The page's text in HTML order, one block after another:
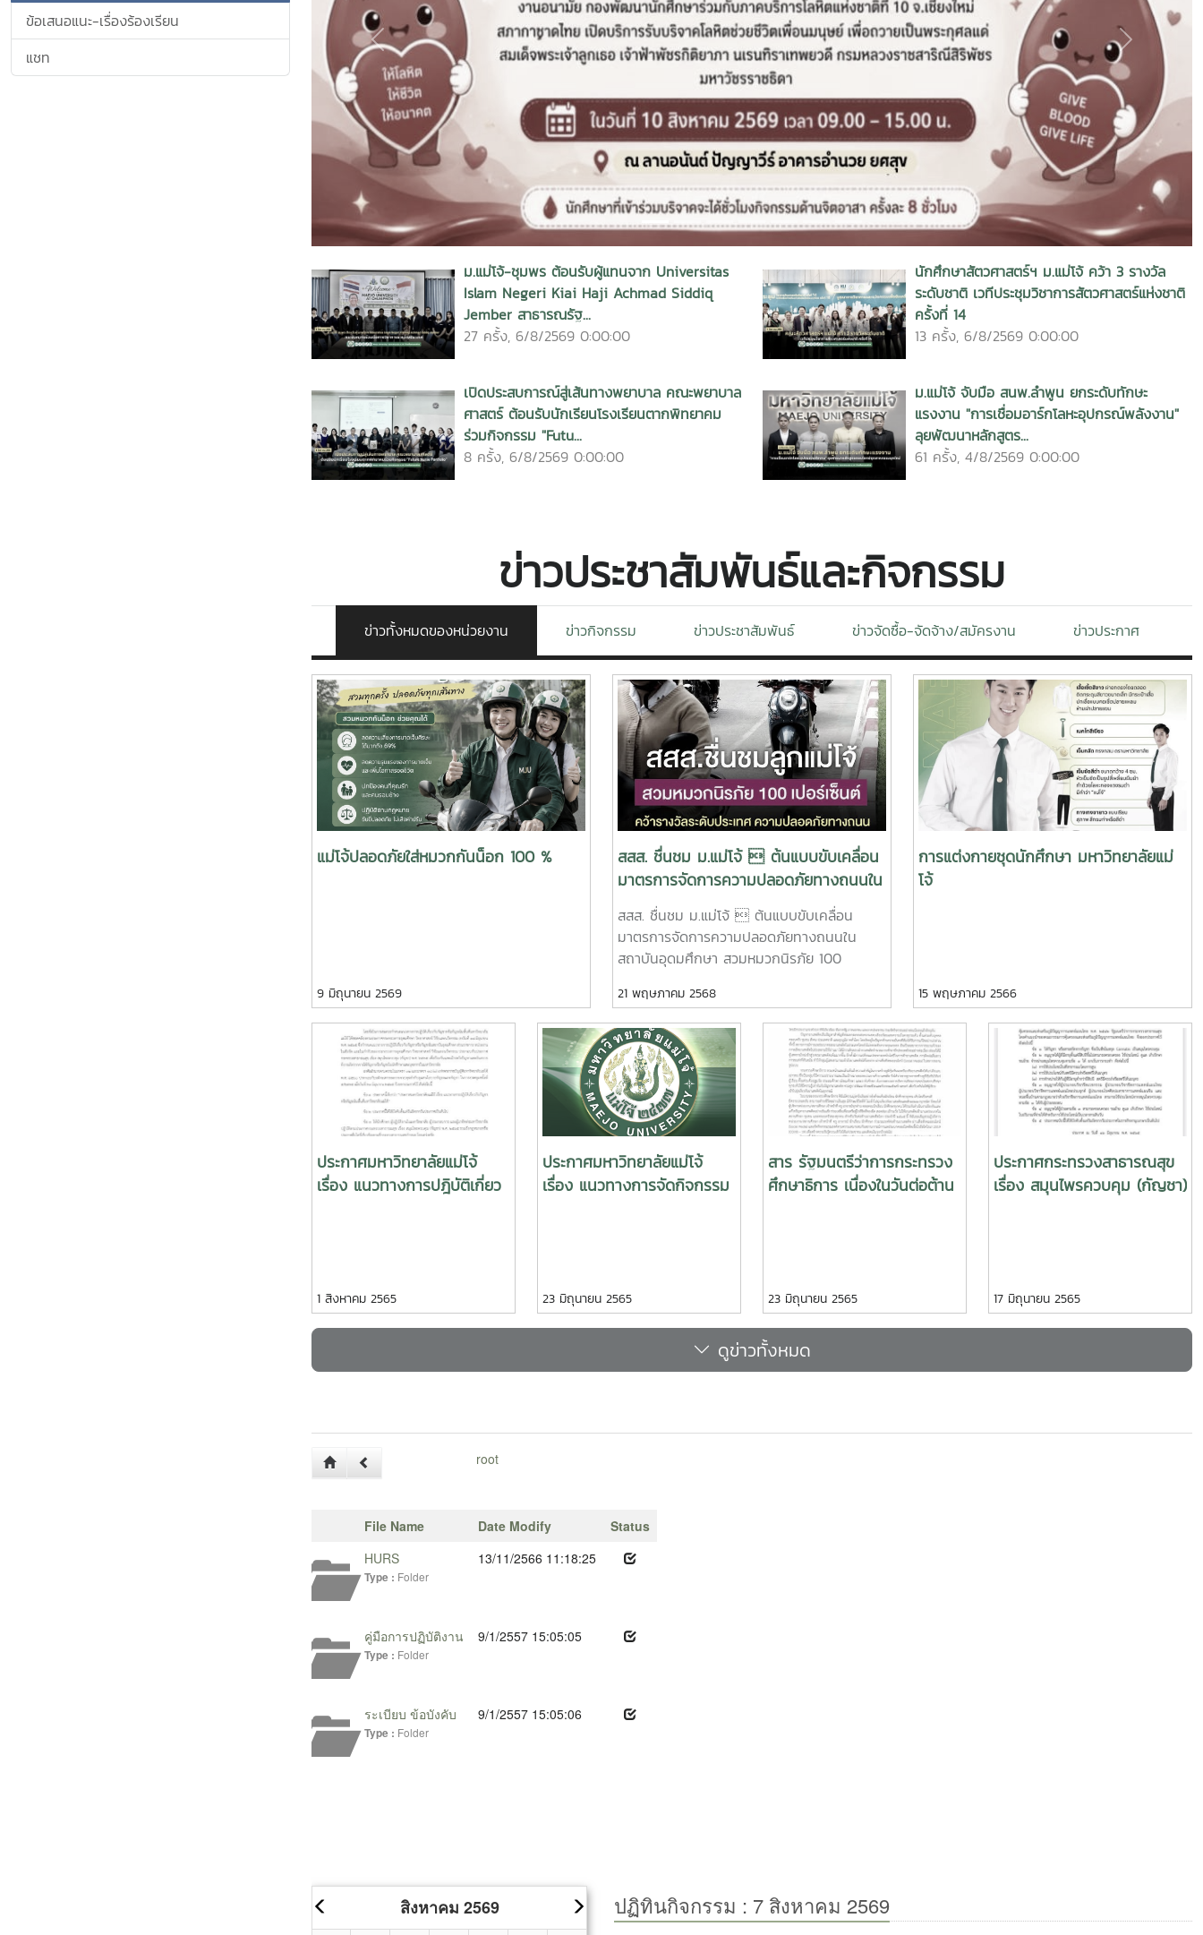
เปิดประสบการณ์สู่เส้นทางพยาบาล คณะพยาบาล
ศาสตร์ ต้อนรับนักเรียนโรงเรียนตากพิทยาคม
ร่วมกิจกรรม "Futu...
8 ครั้ง, 6/8/2569 0:00:00
ม.แม่โจ้ จับมือ สนพ.ลำพูน ยกระดับทักษะ
แรงงาน "การเชื่อมอาร์กโลหะอุปกรณ์พลังงาน"
ลุยพัฒนาหลักสูตร...
61 ครั้ง, 4/8/2569 0:00:00
ข่าวประชาสัมพันธ์และกิจกรรม
ข่าวทั้งหมดของหน่วยงาน ข่าวกิจกรรม ข่าวประชาสัมพันธ์ ข่าวจัดซื้อ-จัดจ้าง/สมัครงาน ข่าวประกาศ
สถาบันอุดมศึกษา สวมหมวกนิรภัย 100
เปอร์เซ็นต์
สสส. ชื่นชม ม.แม่โจ้  ต้นแบบขับเคลื่อน
มาตรการจัดการความปลอดภัยทางถนนใน
สถาบันอุดมศึกษา สวมหมวกนิรภัย 100
เปอร์เซ็นต์ เฝ้าระวังบังคับใช้วิจัยจราจรใน
มหาวิทยาลัยอย่างเคร่งครัด ยกให้เป็นต้นแบบ
ของสถาบันการศึกษาที่ดำเนินงานได้อย่างเป็น
รูปธรรม
https://www.facebook.com/share/p/1CkW6gLnqW/
cr.เชียงใหม่นิวส์
ประกาศมหาวิทยาลัยแม่โจ้
เรื่อง แนวทางการปฎิบัติเกี่ยว
กับกัญชาหรือกัญชงในพื้นที่
ประกาศมหาวิทยาลัยแม่โจ้
เรื่อง แนวทางการจัดกิจกรรม
เสริมสร้างอัตลักษณ์ความเป็น
ลูกแม่โจ้และกิจกรรมนักศึกษา
23 มิถุนายน 2565
สาร รัฐมนตรีว่าการกระทรวง
ศึกษาธิการ เนื่องในวันต่อต้าน
ยาเสพติดโลก (๒๖ มิถุนายน )
ประจำปี ๒๕๖๕
23 มิถุนายน 2565
ประกาศกระทรวงสาธารณสุข
เรื่อง สมุนไพรควบคุม (กัญชา)
ดูข่าวทั้งหมด